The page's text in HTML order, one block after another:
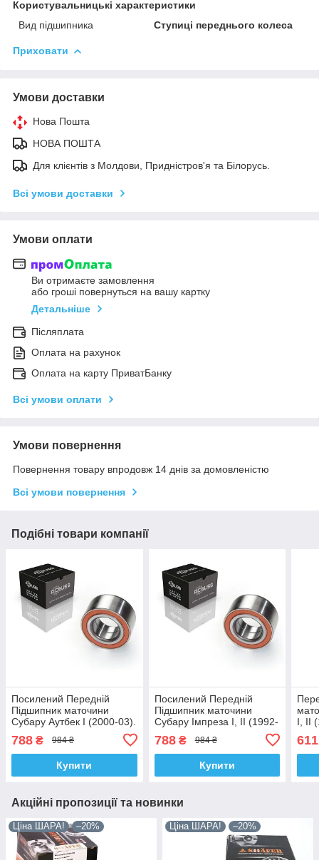
Користувальницькі характеристики
Вид підшипника
Ступиці переднього колеса
Приховати
Умови доставки
Нова Пошта
НОВА ПОШТА
Для клієнтів з Молдови, Придністров'я та Білорусь.
Всі умови доставки
Умови оплати
Ви отримаєте замовлення
або гроші повернуться на вашу картку
Детальніше
Післяплата
Оплата на рахунок
Оплата на карту ПриватБанку
Всі умови оплати
Умови повернення
Повернення товару впродовж 14 днів за домовленістю
Всі умови повернення
Подібні товари компанії
Посилений Передній
Підшипник маточини
Субару Аутбек I (2000-03).
VKBA3235 , R181.09 ,
713622140
788 ₴ 984 ₴
Купити
Посилений Передній
Підшипник маточини
Субару Імпреза I, II (1992-
VKBA3235 , R181.09 ,
713622140
788₴ 984 ₴
Купити
I, II
611
Акційні пропозиції та новинки
Ціна ШАРА! –20% Ціна ШАРА! –20%